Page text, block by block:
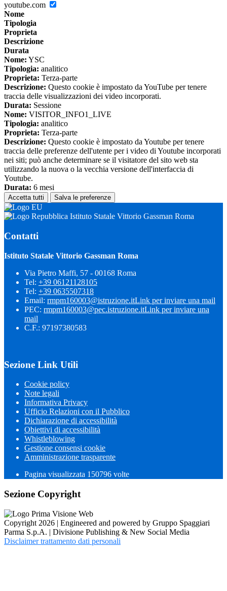
youtube.com
Nome
Tipologia
Proprieta
Descrizione
Durata
Nome: YSC
Tipologia: analitico
Proprieta: Terza-parte
Descrizione: Questo cookie è impostato da YouTube per tenere
traccia delle visualizzazioni dei video incorporati.
Durata: Sessione
Nome: VISITOR_INFO1_LIVE
Tipologia: analitico
Proprieta: Terza-parte
Descrizione: Questo cookie è impostato da Youtube per tenere
traccia delle preferenze dell'utente per i video di Youtube incorporati
nei siti; può anche determinare se il visitatore del sito web sta
utilizzando la nuova o la vecchia versione dell'interfaccia di
Youtube.
Durata: 6 mesi
Accetta tutti Salva le preferenze
Istituto Statale Vittorio Gassman Roma
Contatti
Istituto Statale Vittorio Gassman Roma
Via Pietro Maffi, 57 - 00168 Roma
Tel: +39 06121128105
Tel: +39 0635507318
Email: rmpm160003@istruzione.itLink per inviare una mail
PEC: rmpm160003@pec.istruzione.itLink per inviare una
mail
C.F.: 97197380583
Sezione Link Utili
Cookie policy
Note legali
Informativa Privacy
Ufficio Relazioni con il Pubblico
Dichiarazione di accessibilità
Obiettivi di accessibilità
Whistleblowing
Gestione consensi cookie
Amministrazione trasparente
Pagina visualizzata 150796 volte
Sezione Copyright
Copyright 2026 | Engineered and powered by Gruppo Spaggiari
Parma S.p.A. | Divisione Publishing & New Social Media
Disclaimer trattamento dati personali